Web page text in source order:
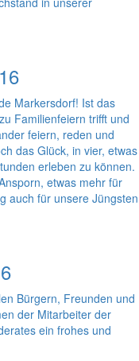
Markersdorf! Ist das
Familienfeiern trifft und
feiern, reden und
das Glück, in vier, etwas
erleben zu können.
etwas mehr für
auch für unsere Jüngsten
Bürgern, Freunden und
der Mitarbeiter der
ein frohes und